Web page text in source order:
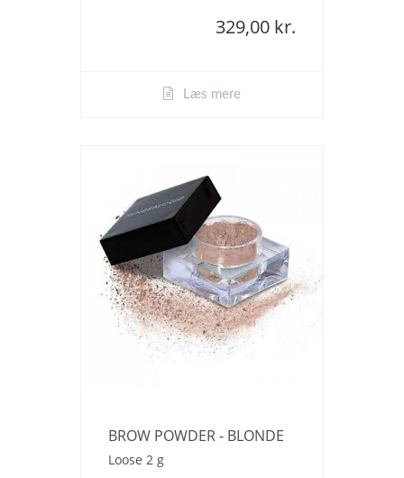
329,00 kr.
Læs mere
BROW POWDER - BLONDE
Loose 2 g